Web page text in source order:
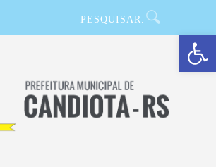
Barra de Ferramentas Aberta